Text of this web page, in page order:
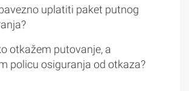
uplatiti paket putnog
otkažem putovanje, a
policu osiguranja od otkaza?